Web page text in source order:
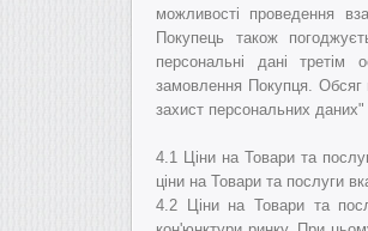
можливості проведення
Покупець також
персональні дані
замовлення Покупця. Обсяг
захист персональних
4.1 Ціни на Товари та
ціни на Товари та послуги
4.2 Ціни на Товари та